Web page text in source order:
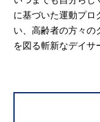
に基づいた運動プロ
い、高齢者の方々の
を図る斬新なデイサ